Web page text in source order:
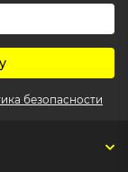
безопасности